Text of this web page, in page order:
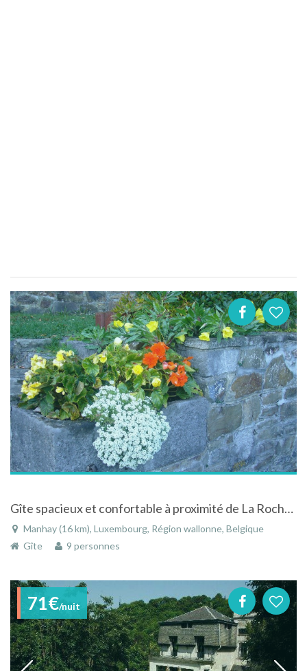
Gîte spacieux et confortable à proximité de La Roche-en-Ardenne et de Durbuy
Manhay (16 km), Luxembourg, Région wallonne, Belgique
Gîte
9 personnes
71€/nuit